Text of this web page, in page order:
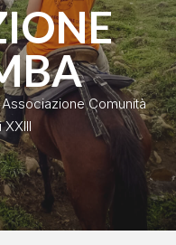
Comunità